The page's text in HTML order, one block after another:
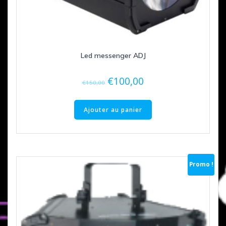
Led messenger ADJ
€150,00 Le
initial
était :
€150,00.
€100,00
est :
€100,00.
Ajouter au panier
Promo !